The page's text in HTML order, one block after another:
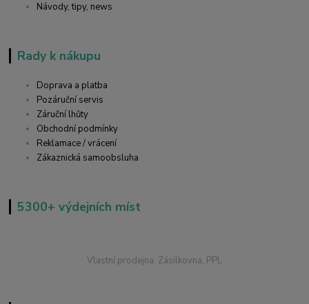
Návody, tipy, news
Rady k nákupu
Doprava a platba
Pozáruční servis
Záruční lhůty
Obchodní podmínky
Reklamace / vrácení
Zákaznická samoobsluha
5300+ výdejních míst
Vlastní prodejna, Zásilkovna, PPL